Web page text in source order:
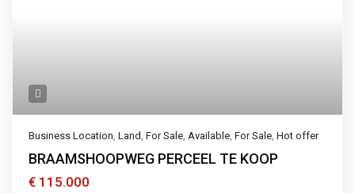
Business Location,Land,For Sale,Available,For Sale,Hot offer
BRAAMSHOOPWEG PERCEEL TE KOOP
€ 115.000